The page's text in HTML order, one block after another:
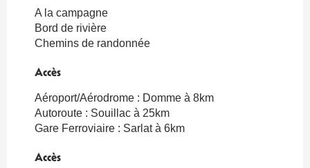
A la campagne
Bord de rivière
Chemins de randonnée
Accès
Accès
Aéroport/Aérodrome : Domme à 8km
Autoroute : Souillac à 25km
Gare Ferroviaire : Sarlat à 6km
Accès
Accès